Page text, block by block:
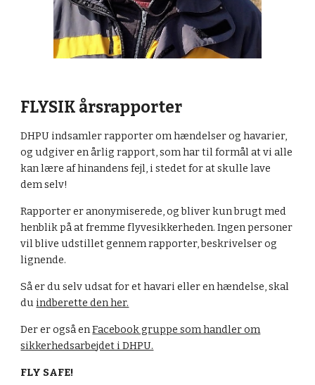
FLYSIK årsrapporter
DHPU indsamler rapporter om hændelser og havarier,
og udgiver en årlig rapport, som har til formål at vi alle
kan lære af hinandens fejl, i stedet for at skulle lave
dem selv!
Rapporter er anonymiserede, og bliver kun brugt med
henblik på at fremme flyvesikkerheden. Ingen personer
vil blive udstillet gennem rapporter, beskrivelser og
lignende.
Så er du selv udsat for et havari eller en hændelse, skal
du indberette den her.
Der er også enFacebook gruppe som handler om
sikkerhedsarbejdet i DHPU.
FLY SAFE!